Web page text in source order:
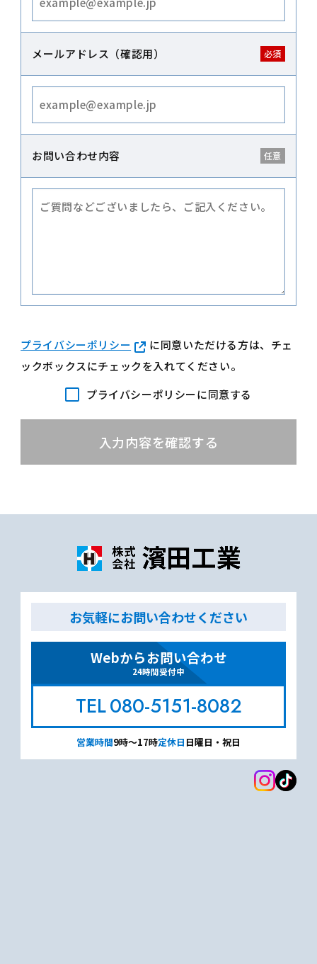
メールアドレス（確認用）
お問い合わせ内容
プライバシーポリシー
に同意いただける方は、チェ
ックボックスにチェックを入れてください。
プライバシーポリシーに同意する
お気軽にお問い合わせください
Webからお問い合わせ
24時間受付中
080-5151-8082
営業時間9時～17時定休日 日曜日・祝日